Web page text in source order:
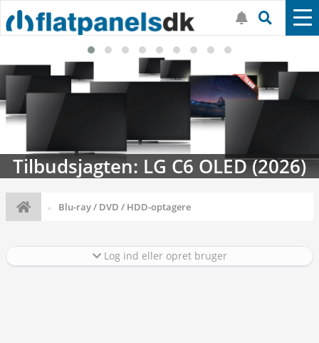
Streaming-kalenderen: Nyt i august
Blu-ray / DVD / HDD-optagere
Log ind eller opret bruger